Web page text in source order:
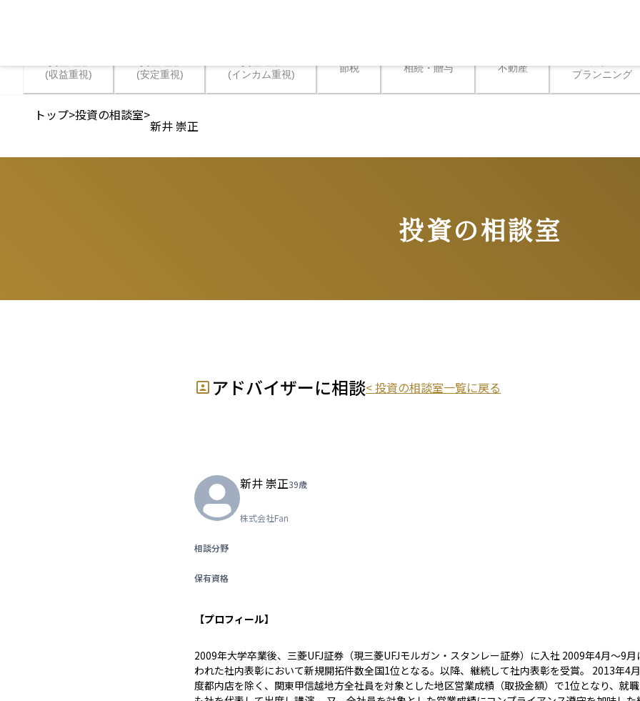
(収益重視)
(安定重視)
(インカム重視)
節税 相続・贈与 不動産
プランニング
トップ>投資の相談室>
新井 崇正
投資の相談室
アドバイザーに相談<投資の相談室一覧に戻る
新井 崇正39歳
株式会社Fan
相談分野
保有資格
【プロフィール】
2009年大学卒業後、三菱UFJ証券（現三菱UFJモルガン・スタンレー証券）に入社 2009年4月～9
われた社内表彰において新規開拓件数全国1位となる。以降、継続して社内表彰を受賞。 2013年4
度都内店を除く、関東甲信越地方全社員を対象とした地区営業成績（取扱金額）で1位となり、就